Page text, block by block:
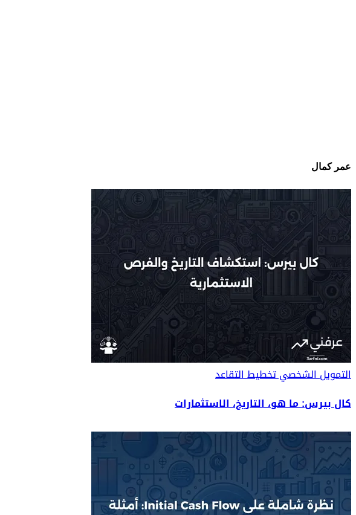
عمر كمال
التمويل الشخصيتخطيط التقاعد
كال بيرس: ما هو، التاريخ، الاستثمارات